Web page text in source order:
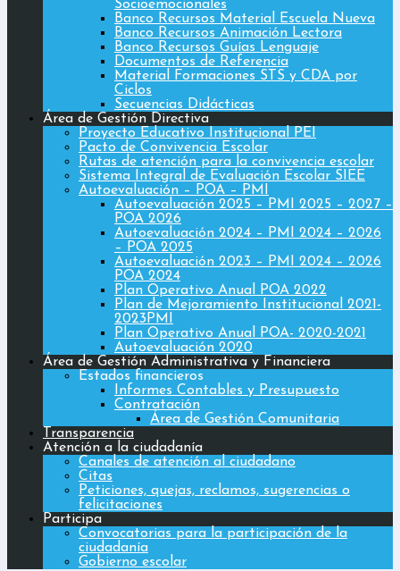
Socioemocionales
Banco Recursos Material Escuela Nueva
Banco Recursos Animación Lectora
Banco Recursos Guías Lenguaje
Documentos de Referencia
Material Formaciones STS y CDA por
Ciclos
Secuencias Didácticas
Área de Gestión Directiva
Proyecto Educativo Institucional PEI
Pacto de Convivencia Escolar
Rutas de atención para la convivencia escolar
Sistema Integral de Evaluación Escolar SIEE
Autoevaluación – POA – PMI
Autoevaluación 2025 – PMI 2025 – 2027 –
POA 2026
Autoevaluación 2024 – PMI 2024 – 2026
– POA 2025
Autoevaluación 2023 – PMI 2024 – 2026
POA 2024
Plan Operativo Anual POA 2022
Plan de Mejoramiento Institucional 2021-
2023PMI
Plan Operativo Anual POA- 2020-2021
Autoevaluación 2020
Área de Gestión Administrativa y Financiera
Estados financieros
Informes Contables y Presupuesto
Contratación
Área de Gestión Comunitaria
Transparencia
Atención a la ciudadanía
Canales de atención al ciudadano
Citas
Peticiones, quejas, reclamos, sugerencias o
felicitaciones
Participa
Convocatorias para la participación de la
ciudadanía
Gobierno escolar